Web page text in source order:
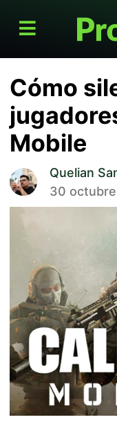
Cómo
Mobile
Quelian
30